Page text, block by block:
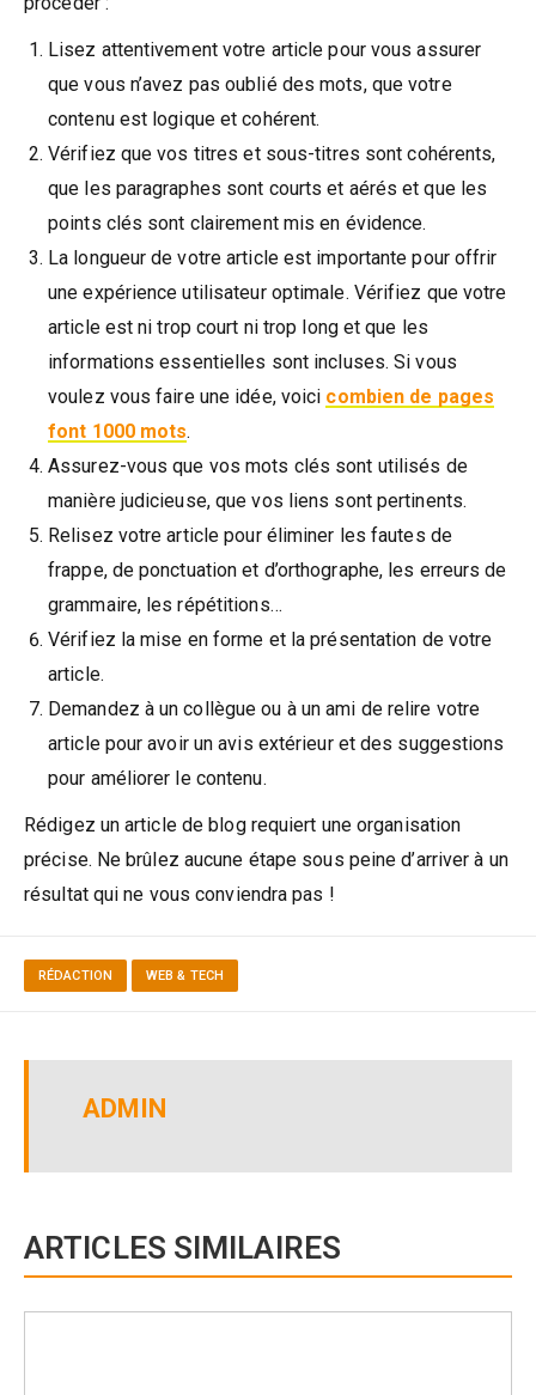
Lisez attentivement votre article pour vous assurer
que vous n’avez pas oublié des mots, que votre
contenu est logique et cohérent.
Vérifiez que vos titres et sous-titres sont cohérents,
que les paragraphes sont courts et aérés et que les
points clés sont clairement mis en évidence.
La longueur de votre article est importante pour offrir
une expérience utilisateur optimale. Vérifiez que votre
article est ni trop court ni trop long et que les
informations essentielles sont incluses. Si vous
voulez vous faire une idée, voici combien de pages
font 1000 mots.
Assurez-vous que vos mots clés sont utilisés de
manière judicieuse, que vos liens sont pertinents.
Relisez votre article pour éliminer les fautes de
frappe, de ponctuation et d’orthographe, les erreurs de
grammaire, les répétitions…
Vérifiez la mise en forme et la présentation de votre
article.
Demandez à un collègue ou à un ami de relire votre
article pour avoir un avis extérieur et des suggestions
pour améliorer le contenu.
Rédigez un article de blog requiert une organisation
précise. Ne brûlez aucune étape sous peine d’arriver à un
résultat qui ne vous conviendra pas !
RÉDACTION WEB & TECH
ADMIN
ARTICLES SIMILAIRES